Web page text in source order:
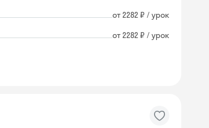
от 2282 ₽ / урок
от 2282 ₽ / урок